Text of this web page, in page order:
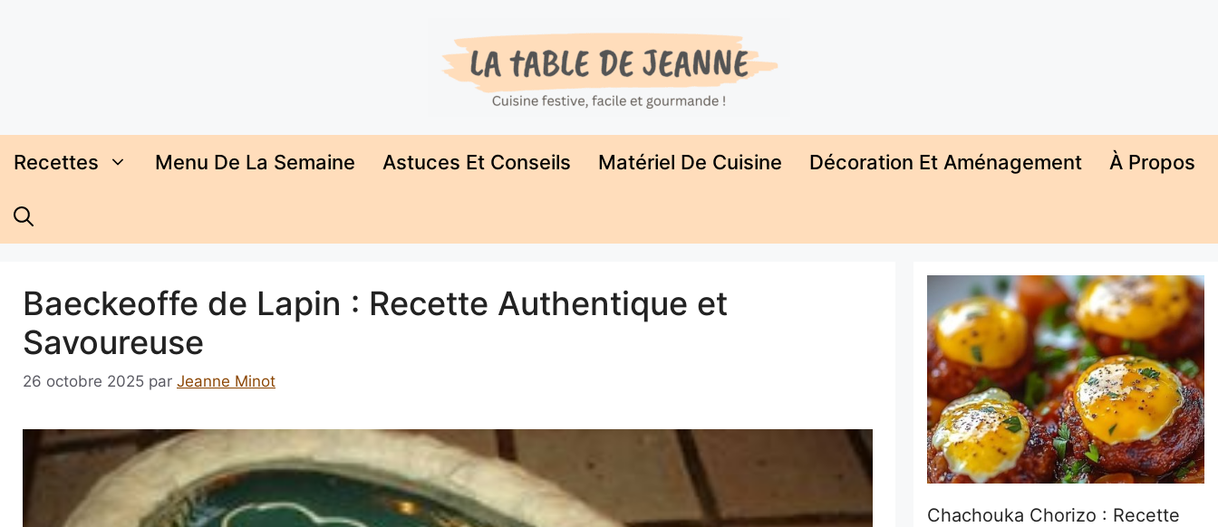
Recettes Menu De La Semaine Astuces Et Conseils Matériel De Cuisine Décoration Et Aménagement À Propos
Baeckeoffe de Lapin : Recette Authentique et
Savoureuse
26 octobre 2025 par Jeanne Minot
Chachouka Chorizo : Recette